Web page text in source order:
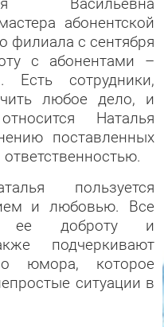
Васильевна
абонентской
филиала с сентября
с абонентами –
Есть сотрудники,
любое дело, и
Наталья
поставленных
пользуется
и любовью. Все
ее доброту и
подчеркивают
юмора, которое
ситуации в